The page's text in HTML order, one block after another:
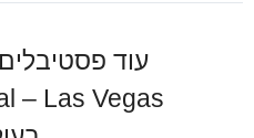
– Las Vegas